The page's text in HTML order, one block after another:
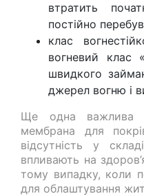
втратить
постійно
клас
вогневий клас
швидкого
джерел вогню і
Ще одна важлива
мембрана для
відсутність у
впливають на
тому випадку, коли
для облаштування